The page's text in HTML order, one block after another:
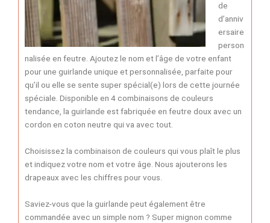
de
d’anniv
ersaire
person
nalisée en feutre. Ajoutez le nom et l’âge de votre enfant
pour une guirlande unique et personnalisée, parfaite pour
qu’il ou elle se sente super spécial(e) lors de cette journée
spéciale. Disponible en 4 combinaisons de couleurs
tendance, la guirlande est fabriquée en feutre doux avec un
cordon en coton neutre qui va avec tout.
Choisissez la combinaison de couleurs qui vous plaît le plus
et indiquez votre nom et votre âge. Nous ajouterons les
drapeaux avec les chiffres pour vous.
Saviez-vous que la guirlande peut également être
commandée avec un simple nom ? Super mignon comme